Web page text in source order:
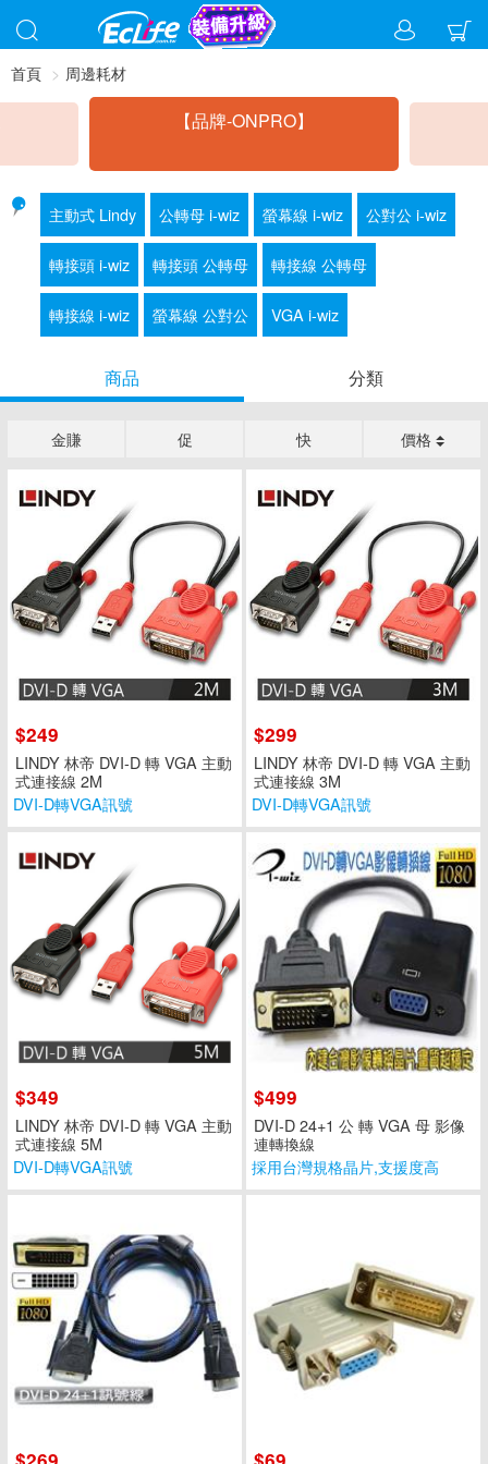
首頁 周邊耗材
【品牌-ONPRO】
主動式 Lindy 公轉母 i-wiz 螢幕線 i-wiz 公對公 i-wiz
轉接頭 i-wiz 轉接頭 公轉母 轉接線 公轉母
轉接線 i-wiz 螢幕線 公對公 VGA i-wiz
商品 分類
金賺 促 快 價格
$249
LINDY 林帝 DVI-D 轉 VGA 主動
式連接線 2M
DVI-D轉VGA訊號
$299
LINDY 林帝 DVI-D 轉 VGA 主動
式連接線 3M
DVI-D轉VGA訊號
$349
LINDY 林帝 DVI-D 轉 VGA 主動
式連接線 5M
DVI-D轉VGA訊號
$499
DVI-D 24+1 公 轉 VGA 母 影像
連轉換線
採用台灣規格晶片,支援度高